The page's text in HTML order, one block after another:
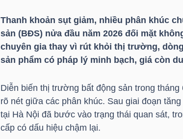
Thanh khoản sụt giảm, nhiều phân khúc
sản (BĐS) nửa đầu năm 2026 đối mặt
chuyên gia thay vì rút khỏi thị trường,
sản phẩm có pháp lý minh bạch, giá còn
Diễn biến thị trường bất động sản trong
rõ nét giữa các phân khúc. Sau giai đoạn
tại Hà Nội đã bước vào trạng thái quan sát,
cấp có dấu hiệu chậm lại.